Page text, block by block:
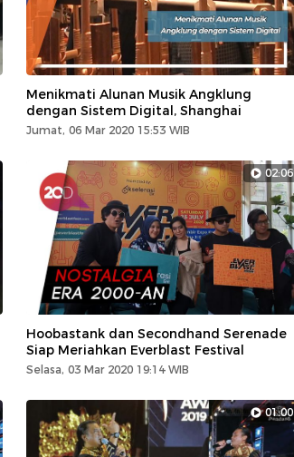
Menikmati Alunan Musik Angklung
dengan Sistem Digital, Shanghai
Jumat, 06 Mar 2020 15:53 WIB
02:06
Hoobastank dan Secondhand Serenade
Siap Meriahkan Everblast Festival
Selasa, 03 Mar 2020 19:14 WIB
01:00